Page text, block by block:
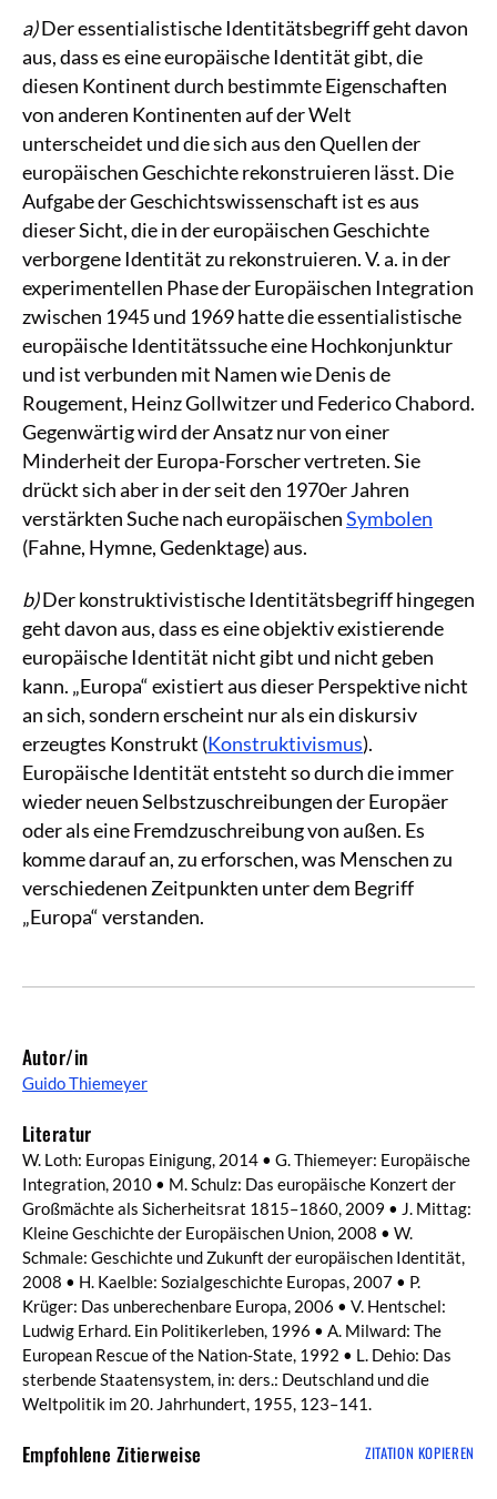
a)Der essentialistische Identitätsbegriff geht davon
aus, dass es eine europäische Identität gibt, die
diesen Kontinent durch bestimmte Eigenschaften
von anderen Kontinenten auf der Welt
unterscheidet und die sich aus den Quellen der
europäischen Geschichte rekonstruieren lässt. Die
Aufgabe der Geschichtswissenschaft ist es aus
dieser Sicht, die in der europäischen Geschichte
verborgene Identität zu rekonstruieren. V. a. in der
experimentellen Phase der Europäischen Integration
zwischen 1945 und 1969 hatte die essentialistische
europäische Identitätssuche eine Hochkonjunktur
und ist verbunden mit Namen wie Denis de
Rougement, Heinz Gollwitzer und Federico Chabord.
Gegenwärtig wird der Ansatz nur von einer
Minderheit der Europa-Forscher vertreten. Sie
drückt sich aber in der seit den 1970er Jahren
verstärkten Suche nach europäischenSymbolen
(Fahne, Hymne, Gedenktage) aus.
b)Der konstruktivistische Identitätsbegriff hingegen
geht davon aus, dass es eine objektiv existierende
europäische Identität nicht gibt und nicht geben
kann. „Europa“ existiert aus dieser Perspektive nicht
an sich, sondern erscheint nur als ein diskursiv
erzeugtes Konstrukt (Konstruktivismus).
Europäische Identität entsteht so durch die immer
wieder neuen Selbstzuschreibungen der Europäer
oder als eine Fremdzuschreibung von außen. Es
komme darauf an, zu erforschen, was Menschen zu
verschiedenen Zeitpunkten unter dem Begriff
„Europa“ verstanden.
Autor/in
Guido Thiemeyer
Literatur
W. Loth: Europas Einigung, 2014 • G. Thiemeyer: Europäische
Integration, 2010 • M. Schulz: Das europäische Konzert der
Großmächte als Sicherheitsrat 1815–1860, 2009 • J. Mittag:
Kleine Geschichte der Europäischen Union, 2008 • W.
Schmale: Geschichte und Zukunft der europäischen Identität,
2008 • H. Kaelble: Sozialgeschichte Europas, 2007 • P.
Krüger: Das unberechenbare Europa, 2006 • V. Hentschel:
Ludwig Erhard. Ein Politikerleben, 1996 • A. Milward: The
European Rescue of the Nation-State, 1992 • L. Dehio: Das
sterbende Staatensystem, in: ders.: Deutschland und die
Weltpolitik im 20. Jahrhundert, 1955, 123–141.
Empfohlene Zitierweise ZITATION KOPIEREN